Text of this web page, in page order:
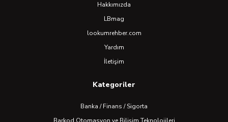
Hakkımızda
LBmag
lookumrehber.com
Yardım
İletişim
Kategoriler
Banka / Finans / Sigorta